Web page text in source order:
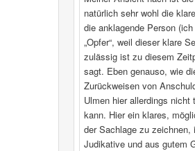
natürlich sehr wohl die
die anklagende Person
„Opfer“, weil dieser klare
zulässig ist zu diesem
sagt. Eben genauso, wie
Zurückweisen von
Ulmen hier allerdings nicht
kann. Hier ein klares,
der Sachlage zu zeichnen,
Judikative und aus gutem